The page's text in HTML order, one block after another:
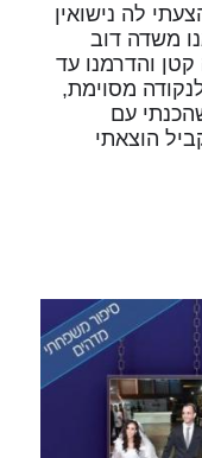
לה נישואין
משדה דוב
והדרמנו עד
מסוימת,
עם
הוצאתי